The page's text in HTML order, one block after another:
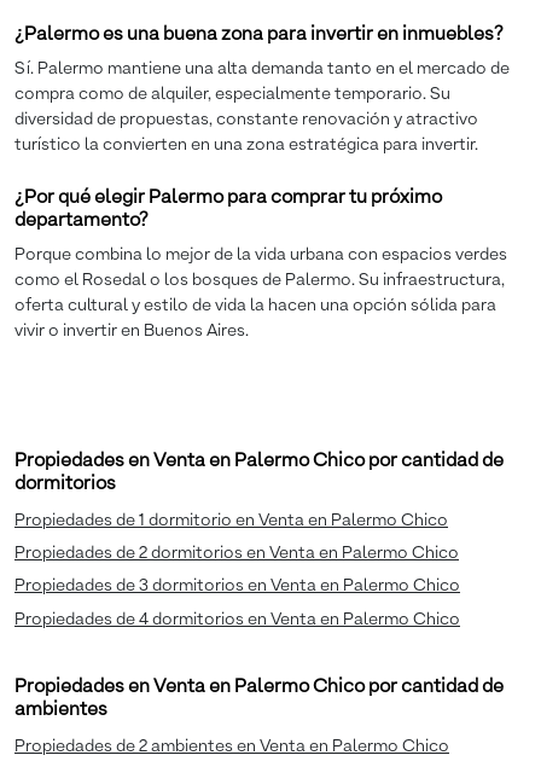
¿Palermo es una buena zona para invertir en inmuebles?
Sí. Palermo mantiene una alta demanda tanto en el mercado de
compra como de alquiler, especialmente temporario. Su
diversidad de propuestas, constante renovación y atractivo
turístico la convierten en una zona estratégica para invertir.
¿Por qué elegir Palermo para comprar tu próximo
departamento?
Porque combina lo mejor de la vida urbana con espacios verdes
como el Rosedal o los bosques de Palermo. Su infraestructura,
oferta cultural y estilo de vida la hacen una opción sólida para
vivir o invertir en Buenos Aires.
Propiedades en Venta en Palermo Chico por cantidad de
dormitorios
Propiedades de 1 dormitorio en Venta en Palermo Chico
Propiedades de 2 dormitorios en Venta en Palermo Chico
Propiedades de 3 dormitorios en Venta en Palermo Chico
Propiedades de 4 dormitorios en Venta en Palermo Chico
Propiedades en Venta en Palermo Chico por cantidad de
ambientes
Propiedades de 2 ambientes en Venta en Palermo Chico